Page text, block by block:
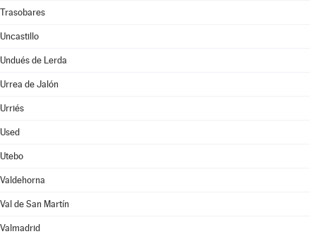
Trasobares
Uncastillo
Undués de Lerda
Urrea de Jalón
Urriés
Used
Utebo
Valdehorna
Val de San Martín
Valmadrid